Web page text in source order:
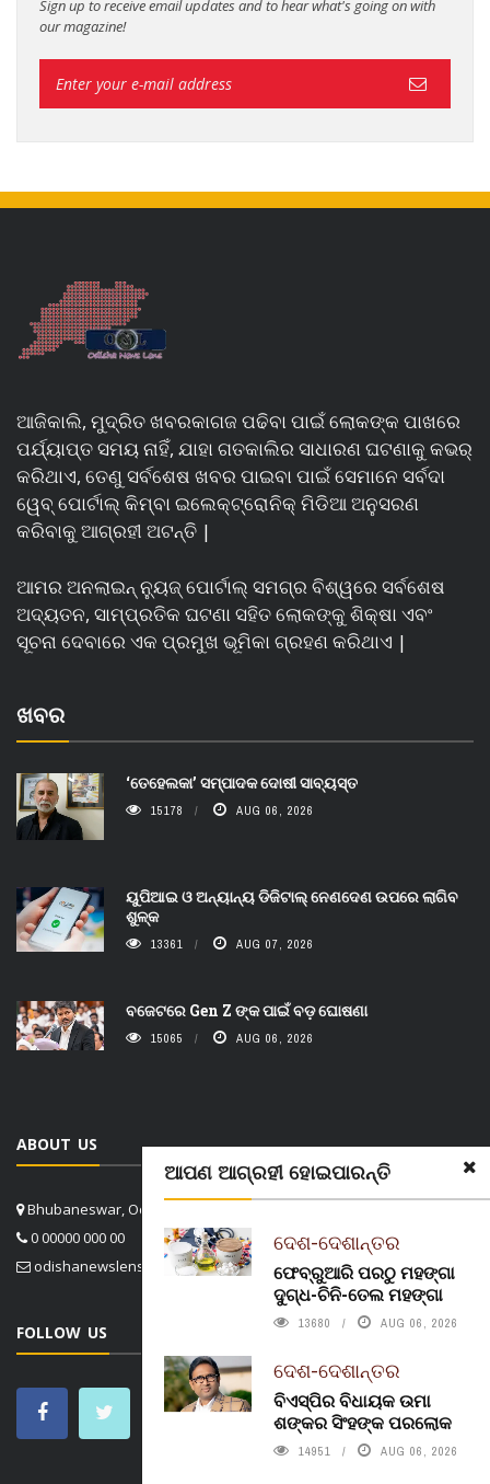
ଆପଣ ଆଗ୍ରହୀ ହୋଇପାରନ୍ତି
ଦେଶ-ଦେଶାନ୍ତର
ଫେବ୍ରୁଆରି ପରଠୁ ମହଙ୍ଗା
ଦୁଗ୍ଧ-ଚିନି-ତେଲ ମହଙ୍ଗା
13680 AUG 06, 2026
ଦେଶ-ଦେଶାନ୍ତର
ବିଏସ୍‌ପିର ବିଧାୟକ ଉମା
ଶଙ୍କର ସିଂହଙ୍କ ପରଲୋକ
14951 AUG 06, 2026
Sign up to receive email updates and to hear what's going on with
our magazine!
ଆଜିକାଲି, ମୁଦ୍ରିତ ଖବରକାଗଜ ପଢିବା ପାଇଁ ଲୋକଙ୍କ ପାଖରେ
ପର୍ଯ୍ୟାପ୍ତ ସମୟ ନାହିଁ, ଯାହା ଗତକାଲିର ସାଧାରଣ ଘଟଣାକୁ କଭର୍
କରିଥାଏ, ତେଣୁ ସର୍ବଶେଷ ଖବର ପାଇବା ପାଇଁ ସେମାନେ ସର୍ବଦା
ୱେବ୍ ପୋର୍ଟାଲ୍ କିମ୍ବା ଇଲେକ୍ଟ୍ରୋନିକ୍ ମିଡିଆ ଅନୁସରଣ
କରିବାକୁ ଆଗ୍ରହୀ ଅଟନ୍ତି |
ଆମର ଅନଲାଇନ୍ ନ୍ୟୁଜ୍ ପୋର୍ଟାଲ୍ ସମଗ୍ର ବିଶ୍ୱରେ ସର୍ବଶେଷ
ଅଦ୍ୟତନ, ସାମ୍ପ୍ରତିକ ଘଟଣା ସହିତ ଲୋକଙ୍କୁ ଶିକ୍ଷା ଏବଂ
ସୂଚନା ଦେବାରେ ଏକ ପ୍ରମୁଖ ଭୂମିକା ଗ୍ରହଣ କରିଥାଏ |
ଖବର
‘ତେହେଲକା’ ସମ୍ପାଦକ ଦୋଷୀ ସାବ୍ୟସ୍ତ
15178 AUG 06, 2026
ୟୁପିଆଇ ଓ ଅନ୍ୟାନ୍ୟ ଡିଜିଟାଲ୍ ନେଣଦେଣ ଉପରେ ଲାଗିବ
ଶୁଳ୍କ
13361 AUG 07, 2026
ବଜେଟରେ Gen Z ଙ୍କ ପାଇଁ ବଡ଼ ଘୋଷଣା
15065 AUG 06, 2026
ABOUT US
Bhubaneswar, Odisha, India
0 00000 000 00
odishanewslens@gmail.com
FOLLOW US